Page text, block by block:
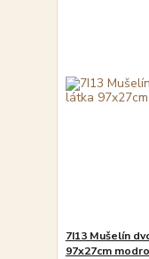
7I13 Mušelín
97x27cm